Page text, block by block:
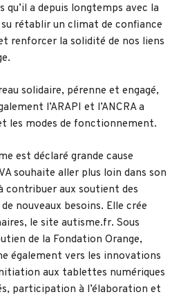
qu’il a depuis longtemps avec la
su rétablir un climat de confiance
renforcer la solidité de nos liens
solidaire, pérenne et engagé,
l’ARAPI et l’ANCRA a
les modes de fonctionnement.
est déclaré grande cause
souhaite aller plus loin dans son
contribuer aux soutient des
nouveaux besoins. Elle crée
le site autisme.fr. Sous
de la Fondation Orange,
également vers les innovations
aux tablettes numériques
participation à l’élaboration et